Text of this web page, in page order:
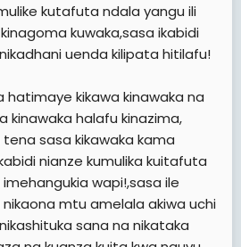
kutafuta ndala yangu ili
kuwaka,sasa ikabidi
uenda kilipata hitilafu!
hatimaye kikawa kinawaka na
kinawaka halafu kinazima,
sasa kikawaka kama
nianze kumulika kuitafuta
wapi!,sasa ile
mtu amelala akiwa uchi
sana na nikataka